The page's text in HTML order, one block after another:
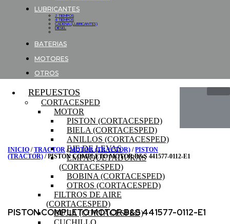
LUBRICANTES
2 TIEMPOS
4 TIEMPOS
CADENA (LUBRICANTES)
DIESEL
BATERIAS
MOTORES
OTROS
REPUESTOS
CORTACESPED
MOTOR
PISTON (CORTACESPED)
BIELA (CORTACESPED)
ANILLOS (CORTACESPED)
EJE DE LEVAS
EMPAQUETADURAS
(CORTACESPED)
BOBINA (CORTACESPED)
OTROS (CORTACESPED)
FILTROS DE AIRE
(CORTACESPED)
BUJIA (CORTACESPED)
INICIO /TRACTOR /MOTOR (TRACTOR) /PISTON
(TRACTOR) / PISTON COMPLETO MOTOR B&S 441577-0112-E1
PISTON COMPLETO MOTOR B&S 441577-0112-E1